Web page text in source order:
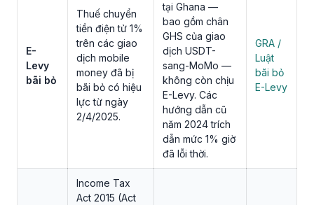
E-
Levy
bãi bỏ
Thuế chuyển
tiền điện tử 1%
trên các giao
dịch mobile
money đã bị
bãi bỏ có hiệu
lực từ ngày
2/4/2025.
tại Ghana —
bao gồm chân
GHS của giao
dịch USDT-
sang-MoMo —
không còn chịu
E-Levy. Các
hướng dẫn cũ
năm 2024 trích
dẫn mức 1% giờ
đã lỗi thời.
GRA /
Luật
bãi bỏ
E-Levy
Income Tax
Act 2015 (Act